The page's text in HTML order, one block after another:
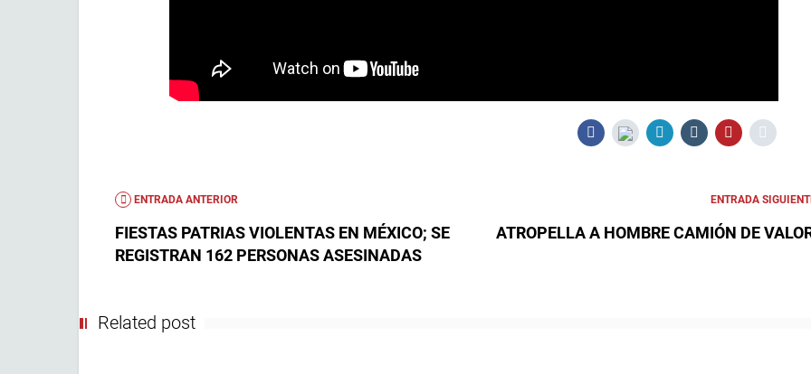
ENTRADA ANTERIOR
FIESTAS PATRIAS VIOLENTAS EN MÉXICO; SE
REGISTRAN 162 PERSONAS ASESINADAS
ENTRADA
ATROPELLA A HOMBRE CAMIÓN DE
Related post